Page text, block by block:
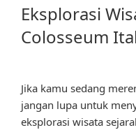
ON
Eksplorasi
Colosseum
Jika kamu sedang
jangan lupa untuk
eksplorasi wisata